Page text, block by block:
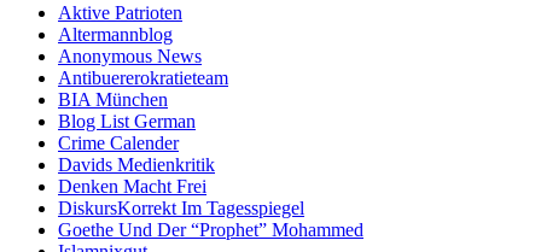
Aktive Patrioten
Altermannblog
Anonymous News
Antibuererokratieteam
BIA München
Blog List German
Crime Calender
Davids Medienkritik
Denken Macht Frei
DiskursKorrekt Im Tagesspiegel
Goethe Und Der “Prophet” Mohammed